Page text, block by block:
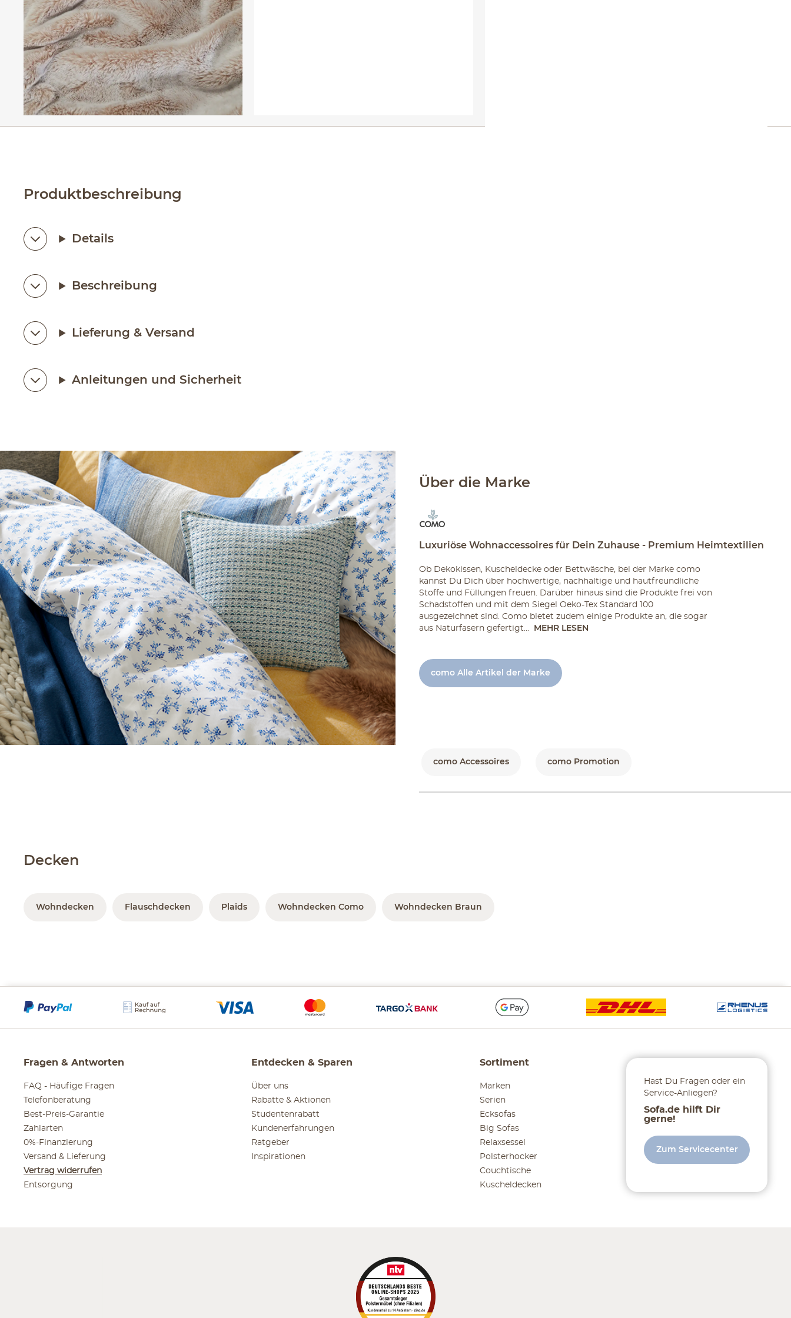
Produktbeschreibung
Details
Beschreibung
Lieferung & Versand
Anleitungen und Sicherheit
Über die Marke
Luxuriöse Wohnaccessoires für Dein Zuhause - Premium Heimtextilien
Ob Dekokissen, Kuscheldecke oder Bettwäsche, bei der Marke como
kannst Du Dich über hochwertige, nachhaltige und hautfreundliche
Stoffe und Füllungen freuen. Darüber hinaus sind die Produkte frei von
Schadstoffen und mit dem Siegel Oeko-Tex Standard 100
ausgezeichnet sind. Como bietet zudem einige Produkte an, die sogar
aus Naturfasern gefertigt...
MEHR LESEN
como Alle Artikel der Marke
como Accessoires como Promotion
Decken
Wohndecken Flauschdecken Plaids Wohndecken Como Wohndecken Braun
Fragen & Antworten
FAQ - Häufige Fragen
Telefonberatung
Best-Preis-Garantie
Zahlarten
0%-Finanzierung
Versand & Lieferung
Vertrag widerrufen
Entsorgung
Entdecken & Sparen
Über uns
Rabatte & Aktionen
Studentenrabatt
Kundenerfahrungen
Ratgeber
Inspirationen
Sortiment
Marken
Serien
Ecksofas
Big Sofas
Relaxsessel
Polsterhocker
Couchtische
Kuscheldecken
Hast Du Fragen oder ein
Service-Anliegen?
Sofa.de hilft Dir
gerne!
Zum Servicecenter